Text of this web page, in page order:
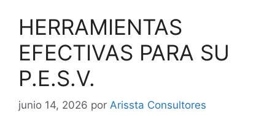
HERRAMIENTAS
EFECTIVAS PARA SU
P.E.S.V.
junio 14, 2026 por Arissta Consultores